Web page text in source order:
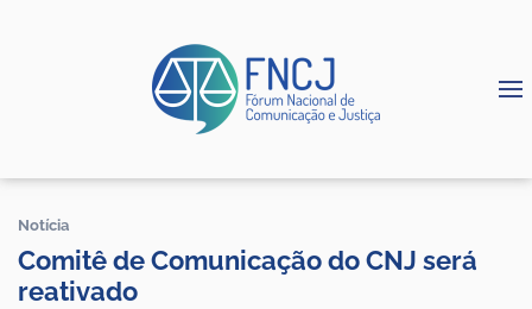
Notícia
Comitê de Comunicação do CNJ será
reativado